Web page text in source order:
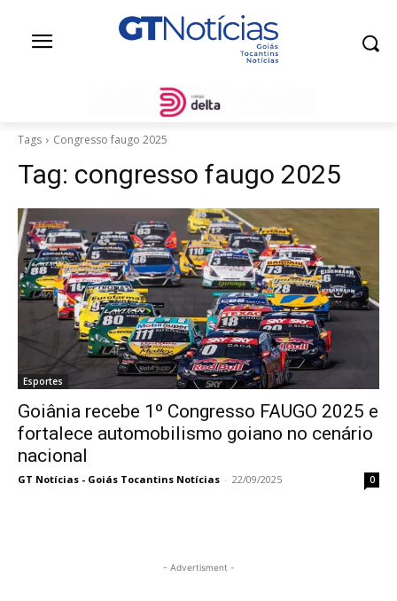
Tags Congresso faugo 2025
Tag: congresso faugo 2025
Esportes
Goiânia recebe 1º Congresso FAUGO 2025 e
fortalece automobilismo goiano no cenário
nacional
GT Notícias - Goiás Tocantins Notícias - 22/09/2025 0
- Advertisment -